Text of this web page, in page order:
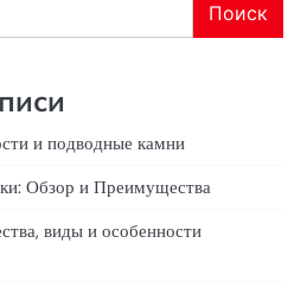
Поиск
и подводные камни
Обзор и Преимущества
виды и особенности